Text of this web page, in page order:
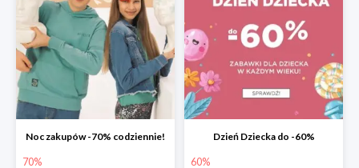
Noc zakupów -70% codziennie!
70%
Dzień Dziecka do -60%
60%